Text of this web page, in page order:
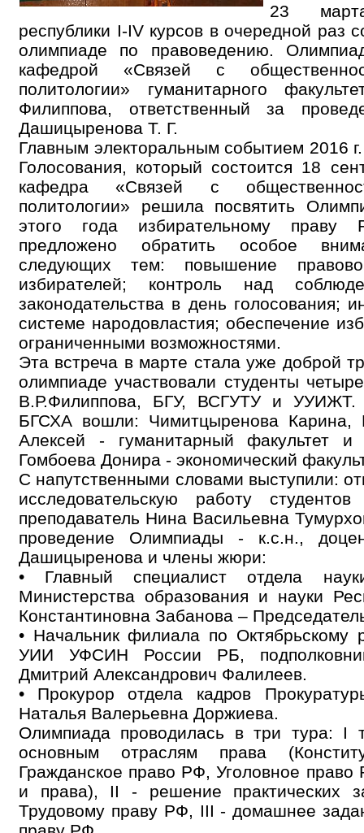
23
республики I-IV курсов в очередной раз
олимпиаде по правоведению.
кафедрой «Связей с
политологии» гуманитарного
Филиппова, ответственный за
Дашицыренова Т. Г.
Главным электоральным событием 2016
Голосования, который состоится 18
кафедра «Связей с
политологии» решила посвятить
этого года избирательному
предложено обратить особое
следующих тем: повышение
избирателей; контроль над
законодательства в день голосования;
системе народовластия; обеспечение
ограниченными возможностями.
Эта встреча в марте стала уже доброй
олимпиаде участвовали студенты
В.Р.Филиппова, БГУ, ВСГУТУ и
БГСХА вошли: Чимитцыренова Карина,
Алексей - гуманитарный факультет и
Гомбоева Донира - экономический
С напутственными словами выступили:
исследовательскую работу
преподаватель Нина Васильевна
проведение Олимпиады - к.с.н.,
Дашицыренова и члены жюри:
• Главный специалист отдела
Министерства образования и науки
Константиновна Забанова –
• Начальник филиала по Октябрьскому
УИИ УФСИН России РБ,
Дмитрий Александрович Фалилеев.
• Прокурор отдела кадров
Наталья Валерьевна Доржиева.
Олимпиада проводилась в три тура: I
основным отраслям права
Гражданское право РФ, Уголовное право
и права), II - решение практических
Трудовому праву РФ, III - домашнее